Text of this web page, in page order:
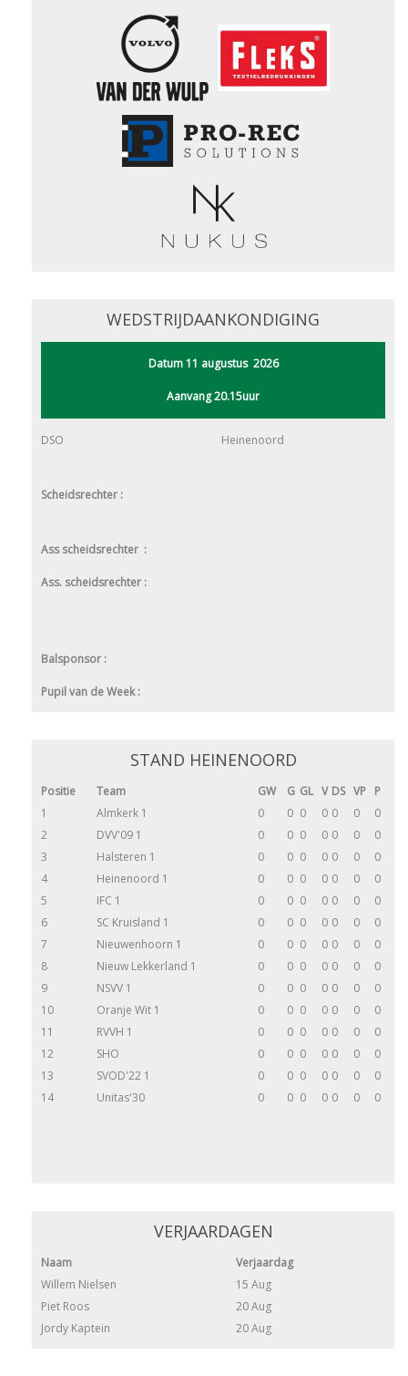
WEDSTRIJDAANKONDIGING
Datum 11 augustus 2026
Aanvang 20.15uur
DSO Heinenoord
Scheidsrechter :
Ass scheidsrechter :
Ass. scheidsrechter :
Balsponsor :
Pupil van de Week :
STAND HEINENOORD
Positie Team GW G GL V DS VP P
1
Almkerk 1 0 0 0 0 0 0
0
2
DVV'09 1 0 0 0 0 0 0
0
3
Halsteren 1 0 0 0 0 0 0
0
4
Heinenoord 1 0 0 0 0 0 0
0
5
IFC 1 0 0 0 0 0 0
0
6
SC Kruisland 1 0 0 0 0 0 0
0
7
Nieuwenhoorn 1 0 0 0 0 0 0
0
8
Nieuw Lekkerland 1 0 0 0 0 0 0
0
9
NSVV 1 0 0 0 0 0 0
0
10
Oranje Wit 1 0 0 0 0 0 0
0
11
RVVH 1 0 0 0 0 0 0
0
12
SHO 0 0 0 0 0 0
0
13
SVOD'22 1 0 0 0 0 0 0
0
14
Unitas'30 0 0 0 0 0 0 0
VERJAARDAGEN
Naam
Verjaardag
Willem Nielsen
15 Aug
Piet Roos
20 Aug
Jordy Kaptein
20 Aug